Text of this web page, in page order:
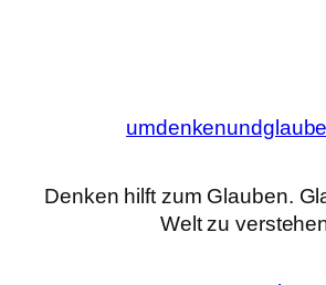
Denken hilft zum Glauben.
Welt zu